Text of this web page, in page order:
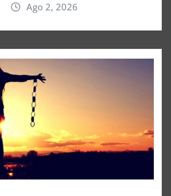
Ago 2, 2026